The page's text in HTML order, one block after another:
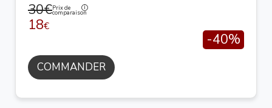
30€Prix de
comparaison
18€
-40%
COMMANDER